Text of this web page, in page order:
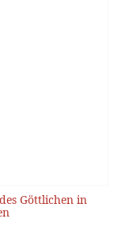
Göttlichen in